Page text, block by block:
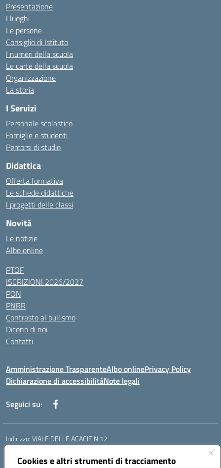
Cookies e altri strumenti di tracciamento
Presentazione
I luoghi
Le persone
Consiglio di Istituto
I numeri della scuola
Le carte della scuola
Organizzazione
La storia
I Servizi
Personale scolastico
Famiglie e studenti
Percorsi di studio
Didattica
Offerta formativa
Le schede didattiche
I progetti delle classi
Novità
Le notizie
Albo online
PTOF
ISCRIZIONI 2026/2027
PON
PNRR
Contrasto al bullismo
Dicono di noi
Contatti
Amministrazione TrasparenteAlbo onlinePrivacy Policy
Dichiarazione di accessibilitàNote legali
Seguici su:
Indirizzo:VIALE DELLE ACACIE N.12
Centralino:
Posta elettronica certificata (PEC):ceic87900q@pec.istruzione.it